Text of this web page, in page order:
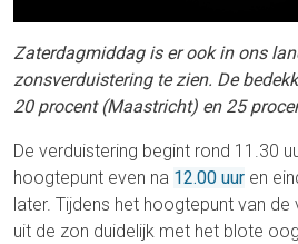
Zaterdagmiddag is er ook in ons
zonsverduistering te zien. De
20 procent (Maastricht) en 25
De verduistering begint rond 11.30
hoogtepunt even na 12.00 uur en
later. Tijdens het hoogtepunt van de
uit de zon duidelijk met het blote